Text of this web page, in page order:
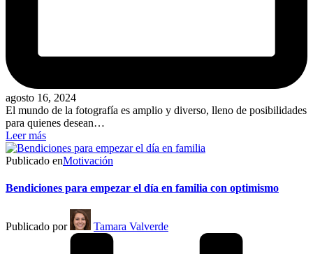
agosto 16, 2024
El mundo de la fotografía es amplio y diverso, lleno de posibilidades
para quienes desean…
Leer más
Publicado enMotivación
Bendiciones para empezar el día en familia con optimismo
Publicado por Tamara Valverde